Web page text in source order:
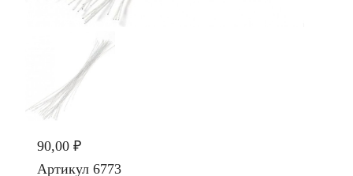
90,00 ₽
Артикул 6773